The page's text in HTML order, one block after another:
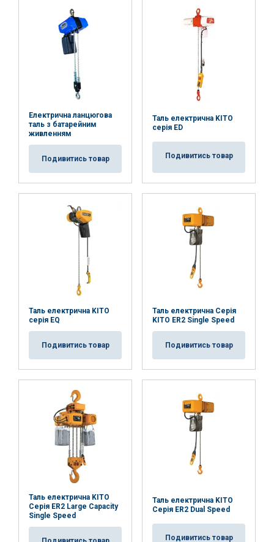
Електрична ланцюгова
таль з батарейним
живленням
Подивитись товар
Таль електрична KITO
серія ED
Подивитись товар
Таль електрична KITO
серія EQ
Подивитись товар
Таль електрична Серія
KITO ER2 Single Speed
Подивитись товар
Таль електрична KITO
Серія ER2 Large Capacity
Single Speed
Таль електрична KITO
Серія ER2 Dual Speed
Подивитись товар